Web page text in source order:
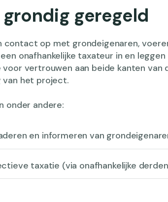
geregeld
contact op met grondeigenaren,
onafhankelijke taxateur in en
voor vertrouwen aan beide kanten
het project.
onder andere:
en informeren van
taxatie (via onafhankelijke